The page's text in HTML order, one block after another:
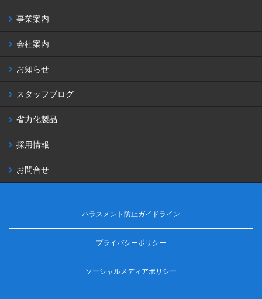
事業案内
会社案内
お知らせ
スタッフブログ
省力化製品
採用情報
お問合せ
ハラスメント防止ガイドライン
プライバシーポリシー
ソーシャルメディアポリシー